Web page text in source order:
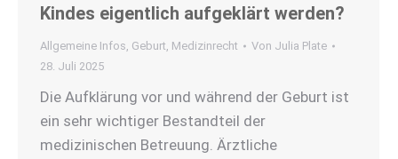
Kindes eigentlich aufgeklärt werden?
Allgemeine Infos, Geburt, Medizinrecht Von Julia Plate
28. Juli 2025
Die Aufklärung vor und während der Geburt ist
ein sehr wichtiger Bestandteil der
medizinischen Betreuung. Ärztliche